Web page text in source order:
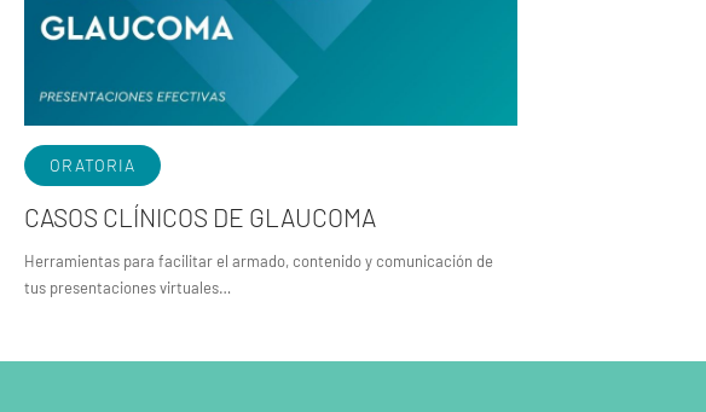
ORATORIA
CASOS CLÍNICOS DE GLAUCOMA
Herramientas para facilitar el armado, contenido y comunicación de
tus presentaciones virtuales…